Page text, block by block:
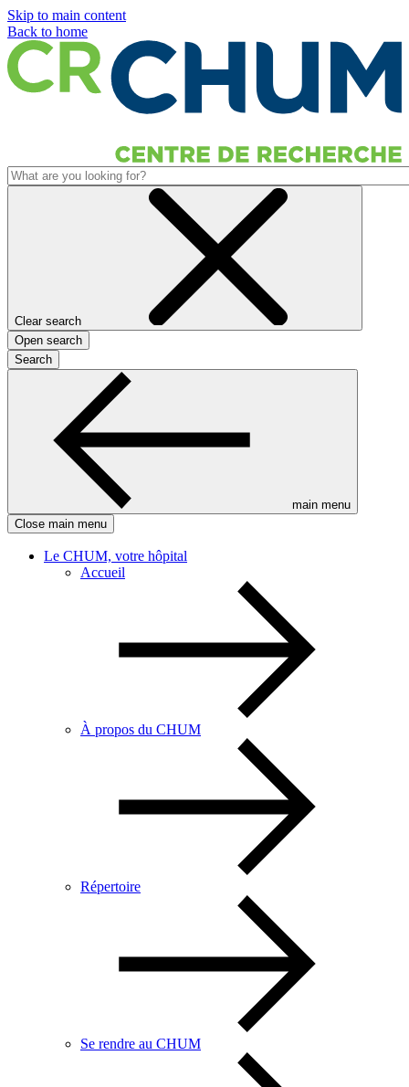
Skip to main content
Back to home
Clear search
Open search
Search
main menu
Close main menu
Le CHUM, votre hôpital
Accueil
À propos du CHUM
Répertoire
Se rendre au CHUM